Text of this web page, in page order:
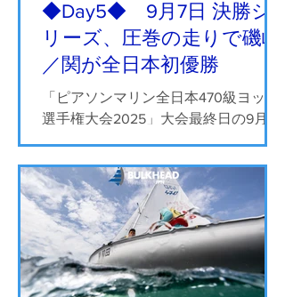
◆Day5◆ 9月7日 決勝シ
リーズ、圧巻の走りで磯崎
／関が全日本初優勝
「ピアソンマリン全日本470級ヨット
選手権大会2025」大会最終日の9月7
が行われ、決勝シリーズを1位と２位
でまとめた磯崎哲也／関 友里恵
（JPN22 Racing）が、チームとして初
となる優勝を果たしました。...